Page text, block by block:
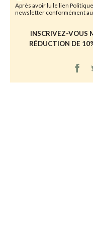
Après avoir lu le lien
newsletter conformément au
INSCRIVEZ-VOUS
RÉDUCTION DE